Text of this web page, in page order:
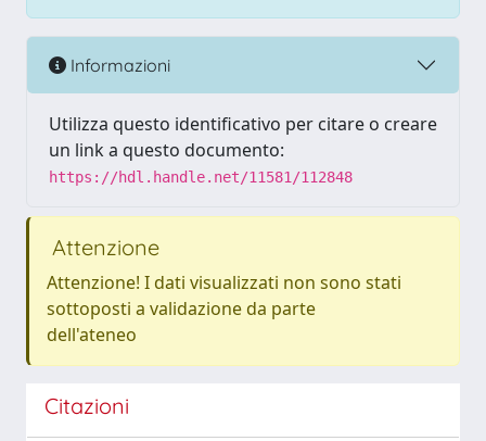
Informazioni
Utilizza questo identificativo per citare o creare
un link a questo documento:
https://hdl.handle.net/11581/112848
Attenzione
Attenzione! I dati visualizzati non sono stati
sottoposti a validazione da parte
dell'ateneo
Citazioni